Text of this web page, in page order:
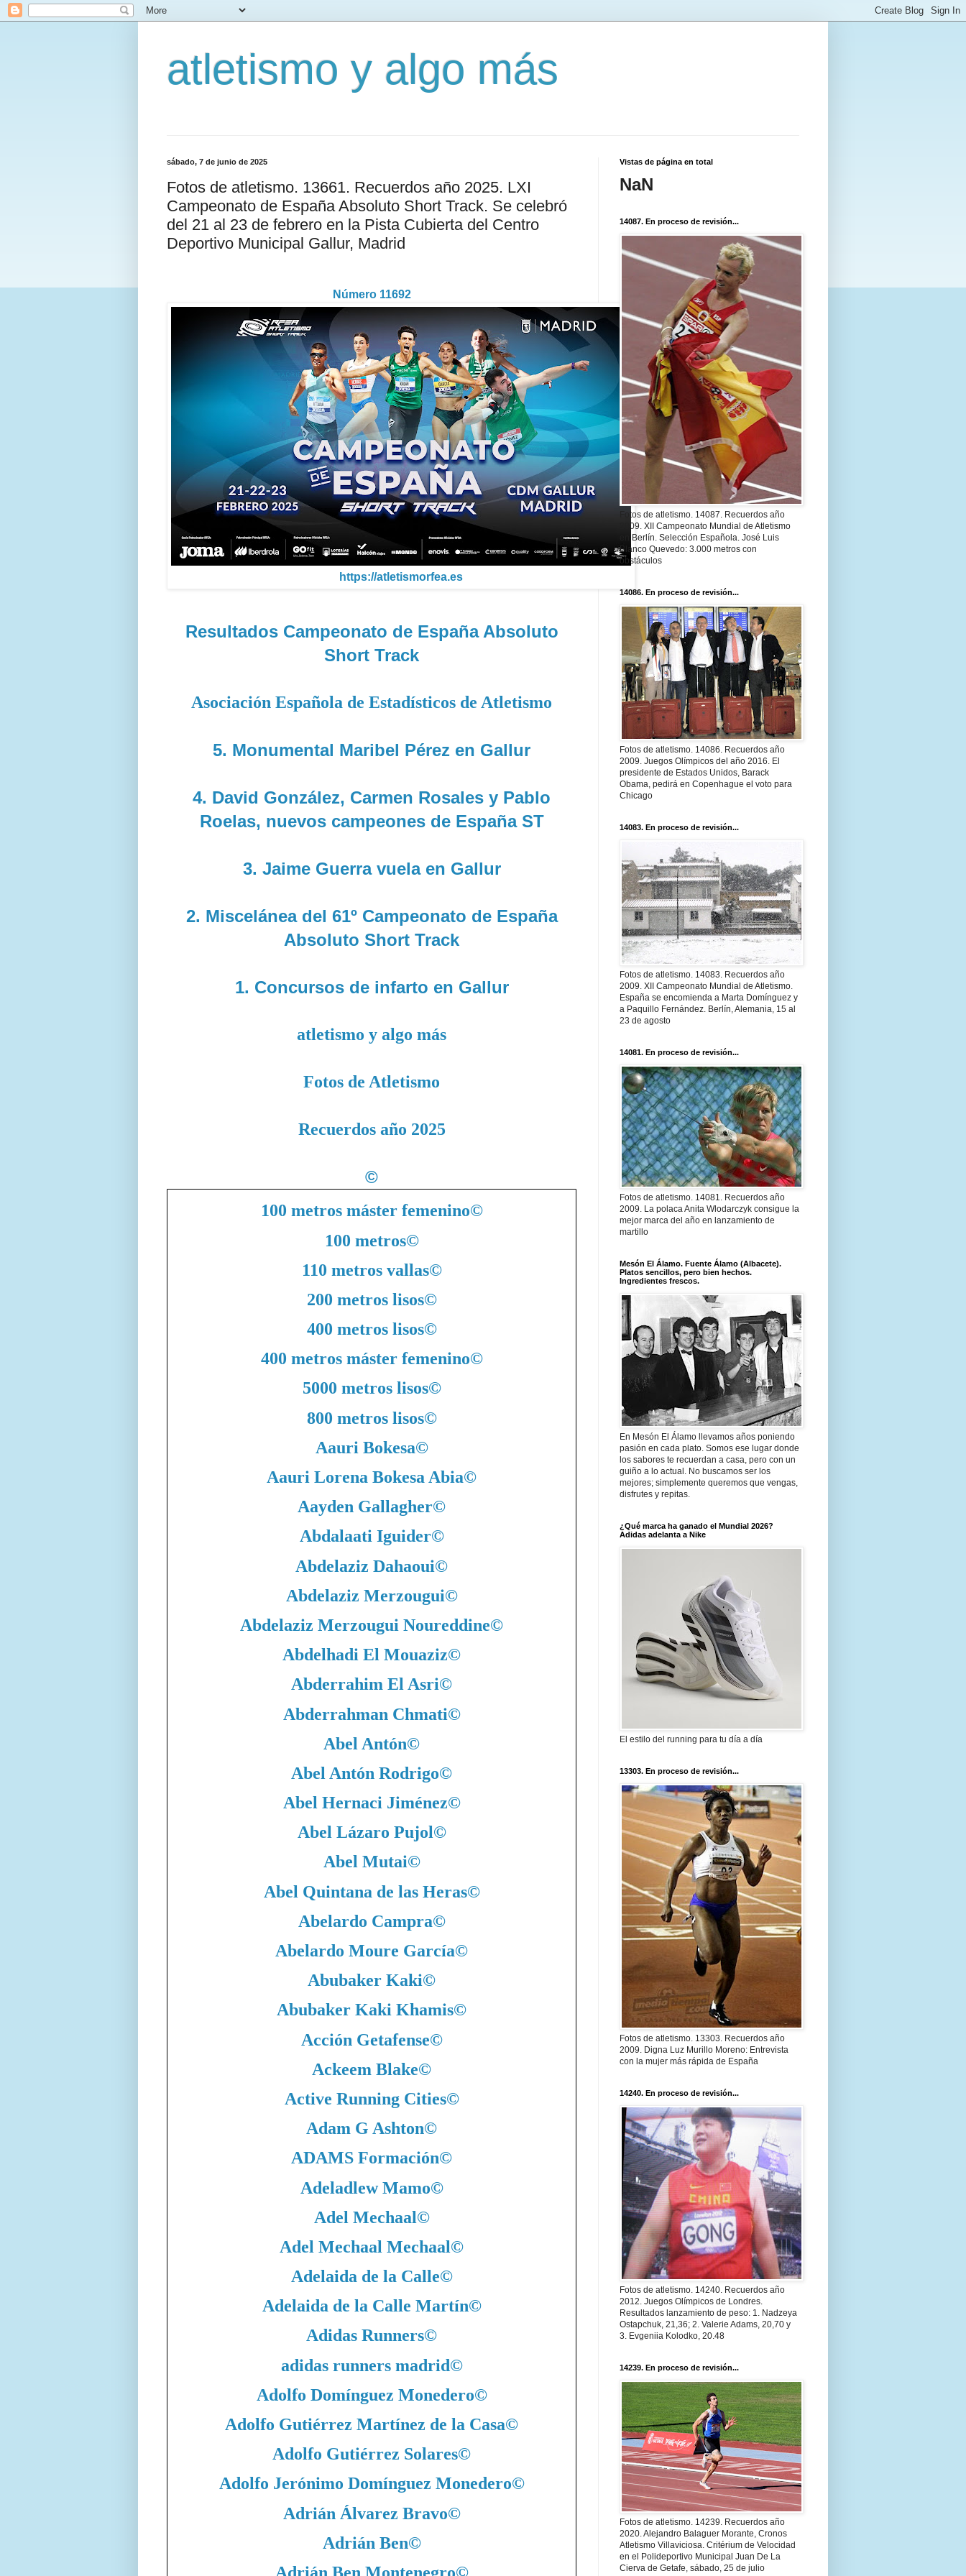
atletismo y algo más
sábado, 7 de junio de 2025
Fotos de atletismo. 13661. Recuerdos año 2025. LXI
Campeonato de España Absoluto Short Track. Se celebró
del 21 al 23 de febrero en la Pista Cubierta del Centro
Deportivo Municipal Gallur, Madrid
Número 11692
https://atletismorfea.es
Resultados Campeonato de España Absoluto
Short Track
Asociación Española de Estadísticos de Atletismo
5. Monumental Maribel Pérez en Gallur
4. David González, Carmen Rosales y Pablo
Roelas, nuevos campeones de España ST
3. Jaime Guerra vuela en Gallur
2. Miscelánea del 61º Campeonato de España
Absoluto Short Track
1. Concursos de infarto en Gallur
atletismo y algo más
Fotos de Atletismo
Recuerdos año 2025
©
100 metros máster femenino©
100 metros©
110 metros vallas©
200 metros lisos©
400 metros lisos©
400 metros máster femenino©
5000 metros lisos©
800 metros lisos©
Aauri Bokesa©
Aauri Lorena Bokesa Abia©
Aayden Gallagher©
Abdalaati Iguider©
Abdelaziz Dahaoui©
Abdelaziz Merzougui©
Abdelaziz Merzougui Noureddine©
Abdelhadi El Mouaziz©
Abderrahim El Asri©
Abderrahman Chmati©
Abel Antón©
Abel Antón Rodrigo©
Abel Hernaci Jiménez©
Abel Lázaro Pujol©
Abel Mutai©
Abel Quintana de las Heras©
Abelardo Campra©
Abelardo Moure García©
Abubaker Kaki©
Abubaker Kaki Khamis©
Acción Getafense©
Ackeem Blake©
Active Running Cities©
Adam G Ashton©
ADAMS Formación©
Adeladlew Mamo©
Adel Mechaal©
Adel Mechaal Mechaal©
Adelaida de la Calle©
Adelaida de la Calle Martín©
Adidas Runners©
adidas runners madrid©
Adolfo Domínguez Monedero©
Adolfo Gutiérrez Martínez de la Casa©
Adolfo Gutiérrez Solares©
Adolfo Jerónimo Domínguez Monedero©
Adrián Álvarez Bravo©
Adrián Ben©
Vistas de página en total
NaN
14087. En proceso de revisión...
Fotos de atletismo. 14087. Recuerdos año
2009. XII Campeonato Mundial de Atletismo
en Berlín. Selección Española. José Luis
Blanco Quevedo: 3.000 metros con
obstáculos
14086. En proceso de revisión...
Fotos de atletismo. 14086. Recuerdos año
2009. Juegos Olímpicos del año 2016. El
presidente de Estados Unidos, Barack
Obama, pedirá en Copenhague el voto para
Chicago
14083. En proceso de revisión...
Fotos de atletismo. 14083. Recuerdos año
2009. XII Campeonato Mundial de Atletismo.
España se encomienda a Marta Domínguez y
a Paquillo Fernández. Berlín, Alemania, 15 al
23 de agosto
14081. En proceso de revisión...
Fotos de atletismo. 14081. Recuerdos año
2009. La polaca Anita Wlodarczyk consigue la
mejor marca del año en lanzamiento de
martillo
Mesón El Álamo. Fuente Álamo (Albacete).
Platos sencillos, pero bien hechos.
Ingredientes frescos.
En Mesón El Álamo llevamos años poniendo
pasión en cada plato. Somos ese lugar donde
los sabores te recuerdan a casa, pero con un
guiño a lo actual. No buscamos ser los
mejores; simplemente queremos que vengas,
disfrutes y repitas.
¿Qué marca ha ganado el Mundial 2026?
Adidas adelanta a Nike
El estilo del running para tu día a día
13303. En proceso de revisión...
Fotos de atletismo. 13303. Recuerdos año
2009. Digna Luz Murillo Moreno: Entrevista
con la mujer más rápida de España
14240. En proceso de revisión...
Fotos de atletismo. 14240. Recuerdos año
2012. Juegos Olímpicos de Londres.
Resultados lanzamiento de peso: 1. Nadzeya
Ostapchuk, 21,36; 2. Valerie Adams, 20,70 y
3. Evgeniia Kolodko, 20.48
14239. En proceso de revisión...
Fotos de atletismo. 14239. Recuerdos año
2020. Alejandro Balaguer Morante, Cronos
Atletismo Villaviciosa. Critérium de Velocidad
en el Polideportivo Municipal Juan De La
Cierva de Getafe, sábado, 25 de julio